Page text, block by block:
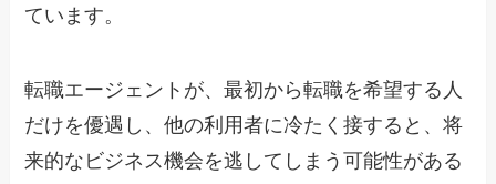
ています。
転職エージェントが、最初から転職を希望する人
だけを優遇し、他の利用者に冷たく接すると、将
来的なビジネス機会を逃してしまう可能性がある